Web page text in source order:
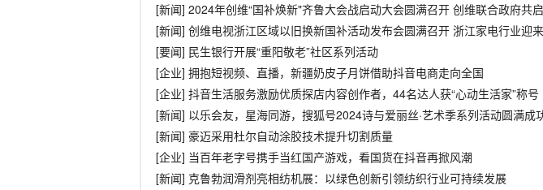
[新闻] 2024年创维“国补焕新"齐鲁大会战启动大会圆满召开 创维联合政府共
[新闻] 创维电视浙江区域以旧换新国补活动发布会圆满召开 浙江家电行业迎
[要闻] 民生银行开展“重阳敬老”社区系列活动
[企业] 拥抱短视频、直播，新疆奶皮子月饼借助抖音电商走向全国
[企业] 抖音生活服务激励优质探店内容创作者，44名达人获“心动生活家”称号
[新闻] 以乐会友，星海同游，搜狐号2024诗与爱丽丝·艺术季系列活动圆满成
[新闻] 豪迈采用杜尔自动涂胶技术提升切割质量
[企业] 当百年老字号携手当红国产游戏，看国货在抖音再掀风潮
[新闻] 克鲁勃润滑剂亮相纺机展：以绿色创新引领纺织行业可持续发展